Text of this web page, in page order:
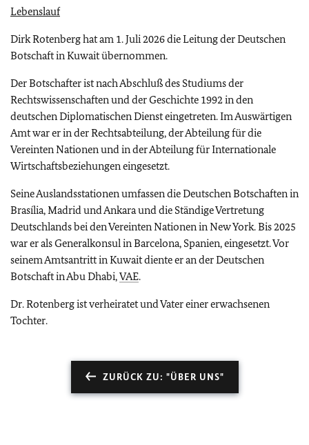
Lebenslauf
Dirk Rotenberg hat am 1. Juli 2026 die Leitung der Deutschen
Botschaft in Kuwait übernommen.
Der Botschafter ist nach Abschluß des Studiums der
Rechtswissenschaften und der Geschichte 1992 in den
deutschen Diplomatischen Dienst eingetreten. Im Auswärtigen
Amt war er in der Rechtsabteilung, der Abteilung für die
Vereinten Nationen und in der Abteilung für Internationale
Wirtschaftsbeziehungen eingesetzt.
Seine Auslandsstationen umfassen die Deutschen Botschaften in
Brasília, Madrid und Ankara und die Ständige Vertretung
Deutschlands bei den Vereinten Nationen in New York. Bis 2025
war er als Generalkonsul in Barcelona, Spanien, eingesetzt. Vor
seinem Amtsantritt in Kuwait diente er an der Deutschen
Botschaft in Abu Dhabi,VAE.
Dr. Rotenberg ist verheiratet und Vater einer erwachsenen
Tochter.
ZURÜCK ZU: "ÜBER UNS"